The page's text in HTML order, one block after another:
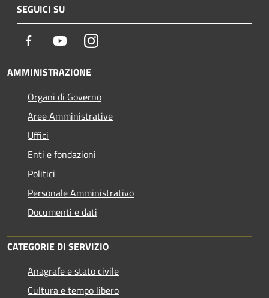
SEGUICI SU
Facebook YoutubeInstagram
AMMINISTRAZIONE
Organi di Governo
Aree Amministrative
Uffici
Enti e fondazioni
Politici
Personale Amministrativo
Documenti e dati
CATEGORIE DI SERVIZIO
Anagrafe e stato civile
Cultura e tempo libero